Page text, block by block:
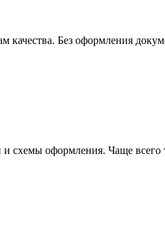
качества. Без оформления
и схемы оформления. Чаще всего